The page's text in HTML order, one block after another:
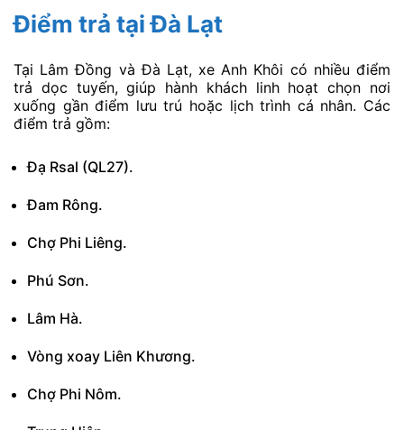
Điểm trả tại Đà Lạt
Tại Lâm Đồng và Đà Lạt, xe Anh Khôi có nhiều điểm
trả dọc tuyến, giúp hành khách linh hoạt chọn nơi
xuống gần điểm lưu trú hoặc lịch trình cá nhân. Các
điểm trả gồm:
Đạ Rsal (QL27).
Đam Rông.
Chợ Phi Liêng.
Phú Sơn.
Lâm Hà.
Vòng xoay Liên Khương.
Chợ Phi Nôm.